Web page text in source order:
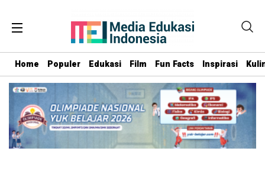
Home Populer Edukasi Film Fun Facts Inspirasi